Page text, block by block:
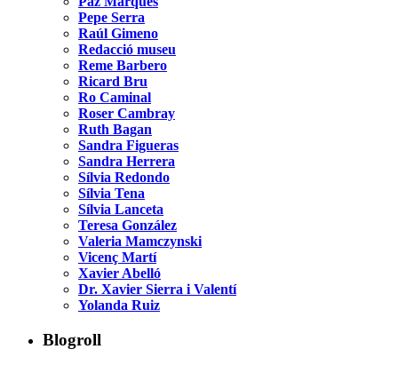
Pepe Serra
Raúl Gimeno
Redacció museu
Reme Barbero
Ricard Bru
Ro Caminal
Roser Cambray
Ruth Bagan
Sandra Figueras
Sandra Herrera
Sílvia Redondo
Sílvia Tena
Sílvia Lanceta
Teresa González
Valeria Mamczynski
Vicenç Martí
Xavier Abelló
Dr. Xavier Sierra i Valentí
Yolanda Ruiz
Blogroll